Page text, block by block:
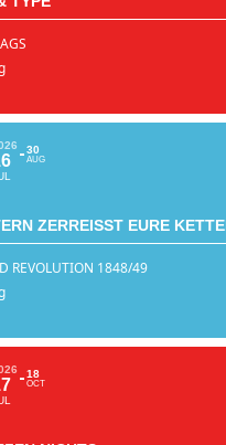
30
AUG
ZERREISST EURE KETTEN
REVOLUTION 1848/49
18
OCT